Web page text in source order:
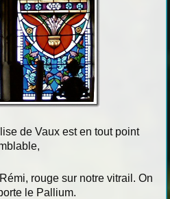
de Vaux est en tout point
rouge sur notre vitrail. On
le Pallium.